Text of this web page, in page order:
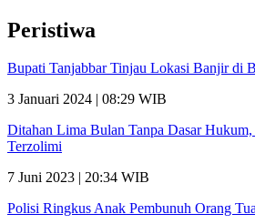
Peristiwa
Bupati Tanjabbar Tinjau Lokasi Banjir di
3 Januari 2024 | 08:29 WIB
Ditahan Lima Bulan Tanpa Dasar
Terzolimi
7 Juni 2023 | 20:34 WIB
Polisi Ringkus Anak Pembunuh Orang